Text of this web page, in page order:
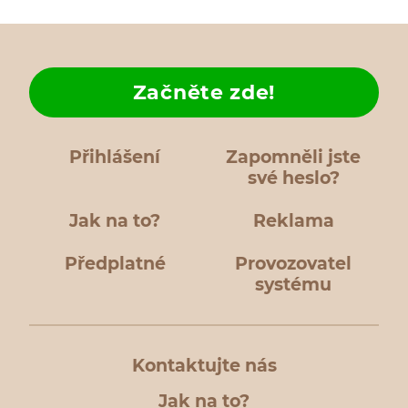
Přihlášení
Zapomněli jste
své heslo?
Jak na to?
Začněte zde!
Reklama
Předplatné
Provozovatel
systému
Kontaktujte nás
Jak na to?